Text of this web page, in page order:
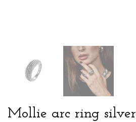
Mollie arc ring silver